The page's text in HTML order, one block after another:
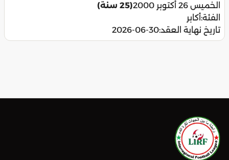
الخميس 26 أكتوبر 2000
(25 سنة)
الفئة:أكابر
تاريخ نهاية العقد:2026-06-30